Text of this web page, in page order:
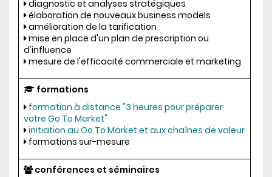
diagnostic et analyses stratégiques
élaboration de nouveaux business models
amélioration de la tarification
mise en place d'un plan de prescription ou
d'influence
mesure de l'efficacité commerciale et marketing
formations
formation à distance "3 heures pour préparer
votre Go To Market"
initiation au Go To Market et aux chaînes de valeur
formations sur-mesure
conférences et séminaires